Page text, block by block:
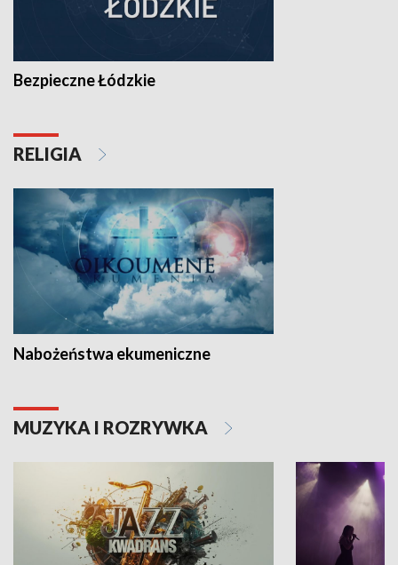
Bezpieczne Łódzkie
RELIGIA
Nabożeństwa ekumeniczne
MUZYKA I ROZRYWKA